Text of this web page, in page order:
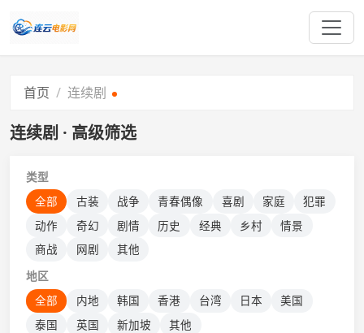
首页 连续剧
连续剧 · 高级筛选
类型
全部
古装 战争 青春偶像 喜剧 家庭
犯罪
动作
奇幻 剧情 历史 经典 乡村
情景
商战
网剧
其他
地区
全部
内地 韩国 香港 台湾 日本
美国
泰国
英国 新加坡
其他